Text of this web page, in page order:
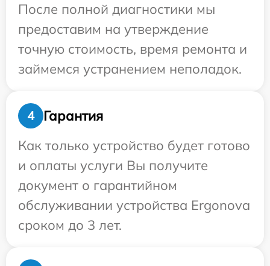
После полной диагностики мы
предоставим на утверждение
точную стоимость, время ремонта и
займемся устранением неполадок.
4
Гарантия
Как только устройство будет готово
и оплаты услуги Вы получите
документ о гарантийном
обслуживании устройства Ergonova
сроком до 3 лет.